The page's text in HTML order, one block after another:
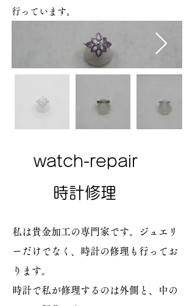
行っています。
watch-repair
時計修理
私は貴金加工の専門家です。ジュエリ
ーだけでなく、時計の修理も行ってお
ります。
時計で私が修理するのは外側と、中の